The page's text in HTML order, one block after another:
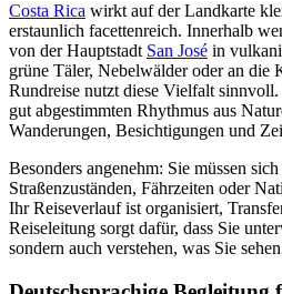
Costa Rica wirkt auf der Landkarte
erstaunlich facettenreich. Innerhalb
von der Hauptstadt San José in
grüne Täler, Nebelwälder oder an die
Rundreise nutzt diese Vielfalt
gut abgestimmten Rhythmus aus
Wanderungen, Besichtigungen und
Besonders angenehm: Sie müssen
Straßenzuständen, Fährzeiten oder
Ihr Reiseverlauf ist organisiert,
Reiseleitung sorgt dafür, dass Sie
sondern auch verstehen, was Sie